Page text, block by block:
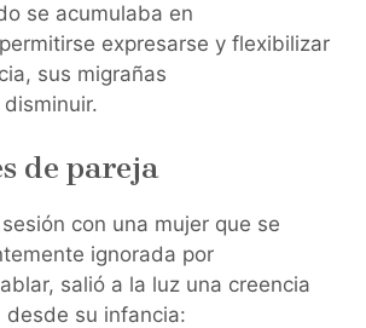
se acumulaba en
expresarse y flexibilizar
sus migrañas
de pareja
con una mujer que se
ignorada por
salió a la luz una creencia
desde su infancia: